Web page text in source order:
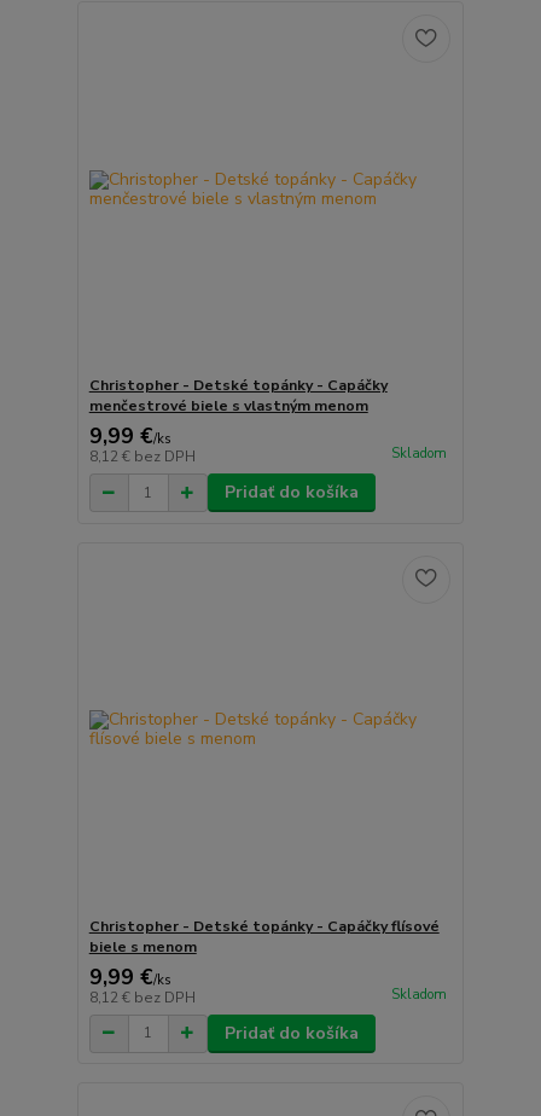
Christopher - Detské topánky - Capáčky
menčestrové biele s vlastným menom
9,99 €/ks
8,12 € bez DPH Skladom
Pridať do košíka
Christopher - Detské topánky - Capáčky flísové
biele s menom
9,99 €/ks
8,12 € bez DPH Skladom
Pridať do košíka